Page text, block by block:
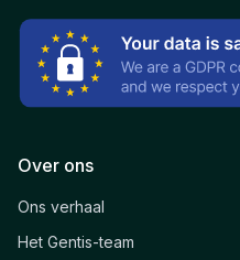
Over ons
Ons verhaal
Het Gentis-team